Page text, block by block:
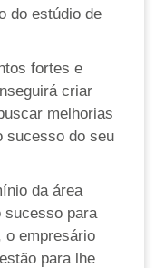
do estúdio de
fortes e
criar
melhorias
sucesso do seu
da área
sucesso para
o empresário
para lhe